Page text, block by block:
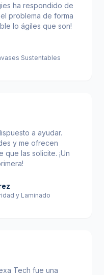
ha respondido de
problema de forma
lo ágiles que son!
Sustentables
a ayudar.
y me ofrecen
que las solicite. ¡Un
y Laminado
Tech fue una